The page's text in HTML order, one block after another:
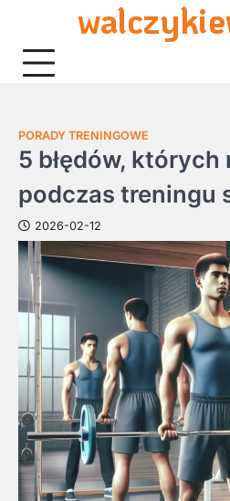
content
PORADY TRENINGOWE
5 błędów,
podczas treningu
2026-02-12